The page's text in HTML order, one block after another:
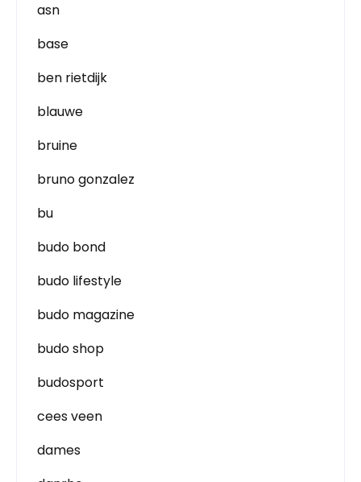
asn
base
ben rietdijk
blauwe
bruine
bruno gonzalez
bu
budo bond
budo lifestyle
budo magazine
budo shop
budosport
cees veen
dames